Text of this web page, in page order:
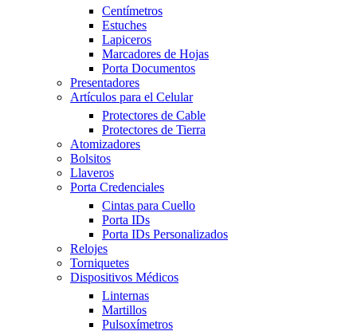
Centímetros
Estuches
Lapiceros
Marcadores de Hojas
Porta Documentos
Presentadores
Artículos para el Celular
Protectores de Cable
Protectores de Tierra
Atomizadores
Bolsitos
Llaveros
Porta Credenciales
Cintas para Cuello
Porta IDs
Porta IDs Personalizados
Relojes
Torniquetes
Dispositivos Médicos
Linternas
Martillos
Pulsoxímetros